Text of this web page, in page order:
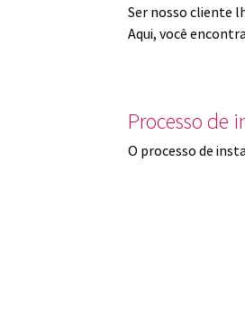
Ser nosso cliente
Aqui, você
Processo de
O processo de